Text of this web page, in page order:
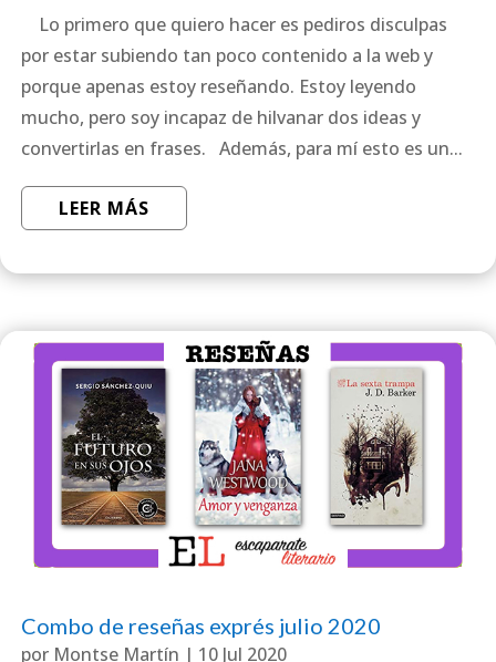
Lo primero que quiero hacer es pediros disculpas
por estar subiendo tan poco contenido a la web y
porque apenas estoy reseñando. Estoy leyendo
mucho, pero soy incapaz de hilvanar dos ideas y
convertirlas en frases. Además, para mí esto es un...
LEER MÁS
Combo de reseñas exprés julio 2020
por Montse Martín | 10 Jul 2020